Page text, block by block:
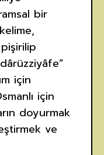
bir
için
için
doyurmak
ve